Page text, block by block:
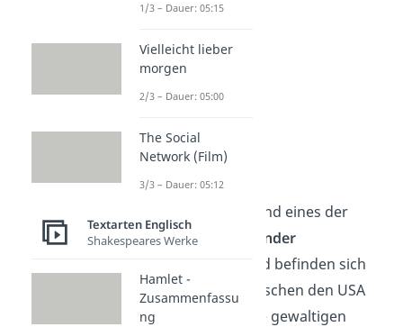
Niagarafälle
Die Niagarafälle sind eines der
größten Naturwunder
und befinden sich
an der Grenze zwischen den USA
und Kanada. Diese gewaltigen
1/3 – Dauer: 05:15
Vielleicht lieber
morgen
2/3 – Dauer: 05:00
The Social
Network (Film)
3/3 – Dauer: 05:12
Textarten Englisch
Shakespeares Werke
Hamlet -
Zusammenfassu
ng